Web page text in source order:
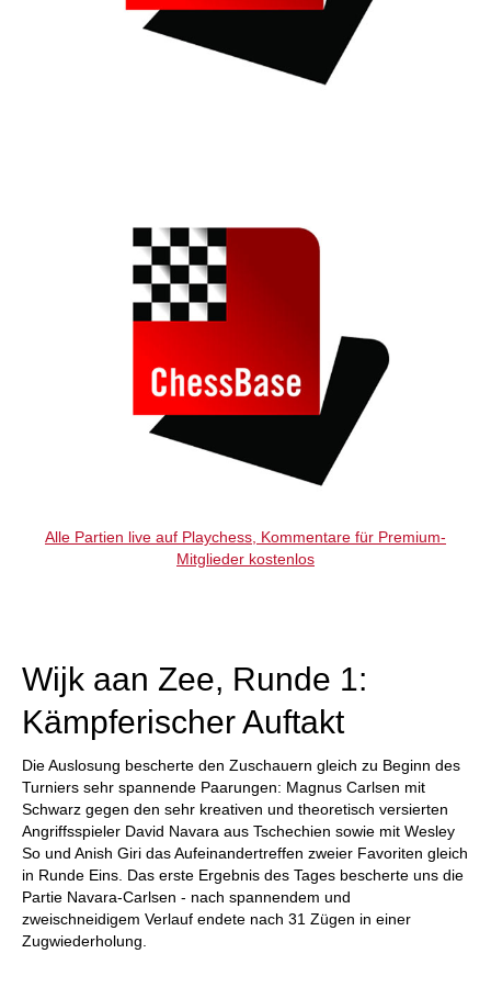
Alle Partien live auf Playchess, Kommentare für Premium-
Mitglieder kostenlos
Wijk aan Zee, Runde 1:
Kämpferischer Auftakt
Die Auslosung bescherte den Zuschauern gleich zu Beginn des
Turniers sehr spannende Paarungen: Magnus Carlsen mit
Schwarz gegen den sehr kreativen und theoretisch versierten
Angriffsspieler David Navara aus Tschechien sowie mit Wesley
So und Anish Giri das Aufeinandertreffen zweier Favoriten gleich
in Runde Eins. Das erste Ergebnis des Tages bescherte uns die
Partie Navara-Carlsen - nach spannendem und
zweischneidigem Verlauf endete nach 31 Zügen in einer
Zugwiederholung.